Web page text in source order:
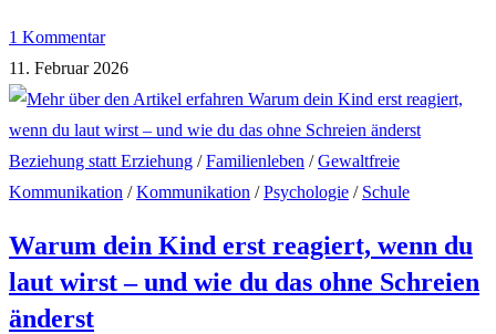
1 Kommentar
11. Februar 2026
Beziehung statt Erziehung /Familienleben /Gewaltfreie
Kommunikation /Kommunikation /Psychologie / Schule
Warum dein Kind erst reagiert, wenn du
laut wirst – und wie du das ohne Schreien
änderst